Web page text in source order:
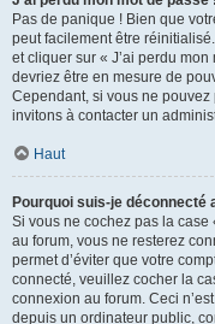
Pas de panique ! Bien que
peut facilement être
et cliquer sur « J’ai perdu
devriez être en mesure de
Cependant, si vous ne
invitons à contacter un
Haut
Pourquoi suis-je déconnecté
Si vous ne cochez pas la
au forum, vous ne resterez
permet d’éviter que votre
connecté, veuillez cocher la
connexion au forum. Ceci
depuis un ordinateur public,